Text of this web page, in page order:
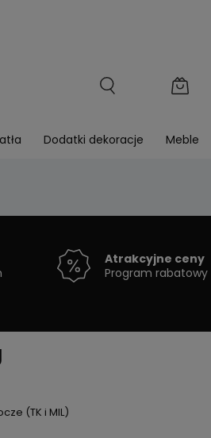
Dodatki dekoracje Meble
Atrakcyjne ceny
Program rabatowy
(TK i MIL)